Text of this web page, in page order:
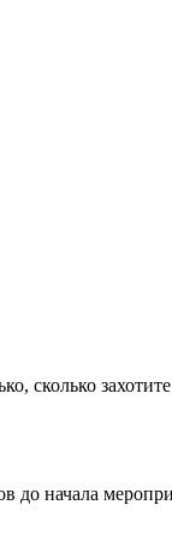
сколько захотите
до начала